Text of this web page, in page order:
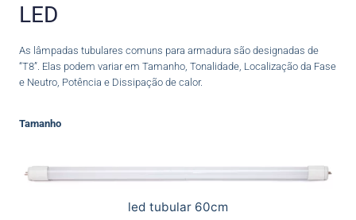
LED
As lâmpadas tubulares comuns para armadura são designadas de
“T8”. Elas podem variar em Tamanho, Tonalidade, Localização da Fase
e Neutro, Potência e Dissipação de calor.
Tamanho
led tubular 60cm